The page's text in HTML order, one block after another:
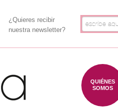
¿Quieres recibir
nuestra newsletter?
QUIÉNES
SOMOS